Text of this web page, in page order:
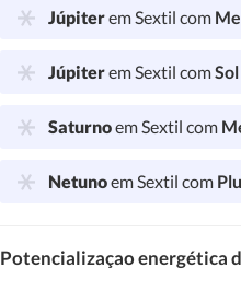
Júpiterem Sextil com
Júpiterem Sextil comSol
Saturnoem Sextil com
Netunoem Sextil com
Potencializaçao energética